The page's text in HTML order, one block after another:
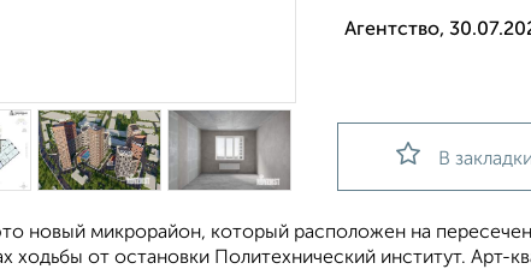
Агентство,
В
новый микрорайон, который расположен на
ходьбы от остановки Политехнический институт. Арт-